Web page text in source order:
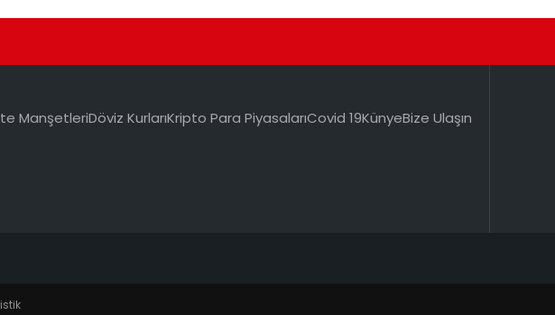
ManşetleriDöviz KurlarıKripto Para PiyasalarıCovid 19KünyeBize Ulaşın